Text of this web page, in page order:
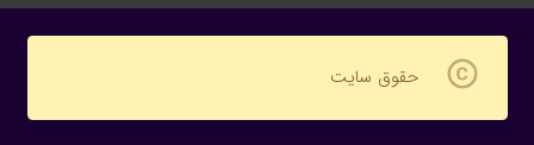
copyright حقوق سایت